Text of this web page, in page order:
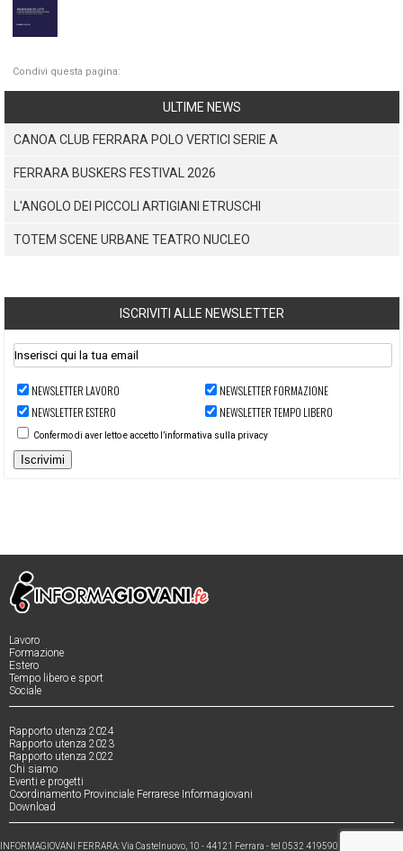
Condivi questa pagina:
ULTIME NEWS
CANOA CLUB FERRARA POLO VERTICI SERIE A
FERRARA BUSKERS FESTIVAL 2026
L'ANGOLO DEI PICCOLI ARTIGIANI ETRUSCHI
TOTEM SCENE URBANE TEATRO NUCLEO
ISCRIVITI ALLE NEWSLETTER
NEWSLETTER LAVORO
NEWSLETTER FORMAZIONE
NEWSLETTER ESTERO
NEWSLETTER TEMPO LIBERO
Confermo di aver letto e accetto l’informativa sulla privacy
Iscrivimi
Lavoro
Formazione
Estero
Tempo libero e sport
Sociale
Rapporto utenza 2024
Rapporto utenza 2023
Rapporto utenza 2022
Chi siamo
Eventi e progetti
Coordinamento Provinciale Ferrarese Informagiovani
Download
INFORMAGIOVANI FERRARA: Via Castelnuovo, 10 - 44121 Ferrara - tel 0532 419590 - fax 0532